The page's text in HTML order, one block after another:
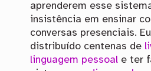
aprenderem esse
insistência em ensinar
conversas presenciais.
distribuído centenas de
linguagem pessoale ter